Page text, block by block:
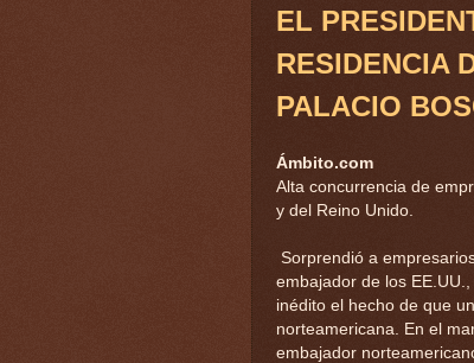
EL
RESIDENCIA
PALACIO
Ámbito.com
Alta concurrencia de
y del Reino Unido.
Sorprendió a
embajador de los
inédito el hecho de que
norteamericana. En el
embajador